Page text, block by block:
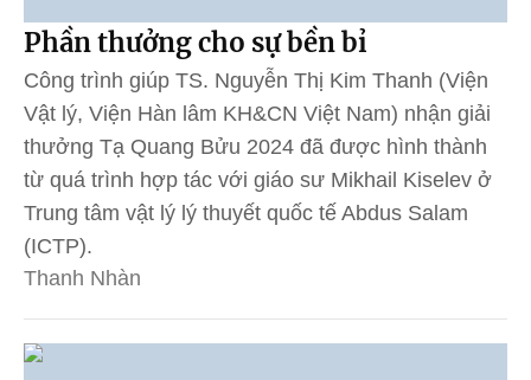
Phần thưởng cho sự bền bỉ
Công trình giúp TS. Nguyễn Thị Kim Thanh (Viện
Vật lý, Viện Hàn lâm KH&CN Việt Nam) nhận giải
thưởng Tạ Quang Bửu 2024 đã được hình thành
từ quá trình hợp tác với giáo sư Mikhail Kiselev ở
Trung tâm vật lý lý thuyết quốc tế Abdus Salam
(ICTP).
Thanh Nhàn